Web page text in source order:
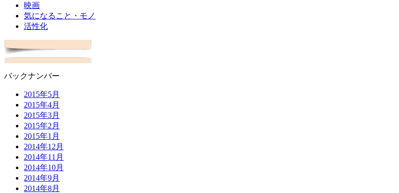
映画
気になること・モノ
活性化
バックナンバー
2015年5月
2015年4月
2015年3月
2015年2月
2015年1月
2014年12月
2014年11月
2014年10月
2014年9月
2014年8月